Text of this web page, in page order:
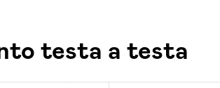
testa a testa